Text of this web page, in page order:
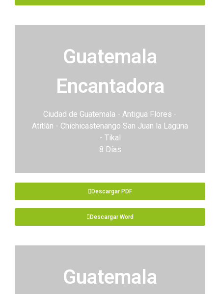
Guatemala
Encantadora
Ciudad de Guatemala - Antigua Flores -
Atitlán - Chichicastenango San Juan la Laguna
- Tikal
8 Días
Descargar PDF
Descargar Word
Guatemala